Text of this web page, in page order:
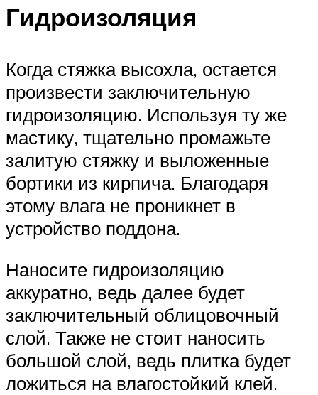
Гидроизоляция
Когда стяжка высохла, остается
произвести заключительную
гидроизоляцию. Используя ту же
мастику, тщательно промажьте
залитую стяжку и выложенные
бортики из кирпича. Благодаря
этому влага не проникнет в
устройство поддона.
Наносите гидроизоляцию
аккуратно, ведь далее будет
заключительный облицовочный
слой. Также не стоит наносить
большой слой, ведь плитка будет
ложиться на влагостойкий клей.